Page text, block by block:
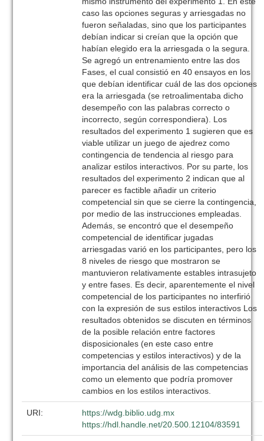
caso las opciones seguras y arriesgadas no
fueron señaladas, sino que los participantes
debían indicar si creían que la opción que
habían elegido era la arriesgada o la segura.
Se agregó un entrenamiento entre las dos
Fases, el cual consistió en 40 ensayos en los
que debían identificar cuál de las dos opciones
era la arriesgada (se retroalimentaba dicho
desempeño con las palabras correcto o
incorrecto, según correspondiera). Los
resultados del experimento 1 sugieren que es
viable utilizar un juego de ajedrez como
contingencia de tendencia al riesgo para
analizar estilos interactivos. Por su parte, los
resultados del experimento 2 indican que al
parecer es factible añadir un criterio
competencial sin que se cierre la contingencia,
por medio de las instrucciones empleadas.
Además, se encontró que el desempeño
competencial de identificar jugadas
arriesgadas varió en los participantes, pero los
8 niveles de riesgo que mostraron se
mantuvieron relativamente estables intrasujeto
y entre fases. Es decir, aparentemente el nivel
competencial de los participantes no interfirió
con la expresión de sus estilos interactivos Los
resultados obtenidos se discuten en términos
de la posible relación entre factores
disposicionales (en este caso entre
competencias y estilos interactivos) y de la
importancia del análisis de las competencias
como un elemento que podría promover
cambios en los estilos interactivos.
URI:
https://wdg.biblio.udg.mx
https://hdl.handle.net/20.500.12104/83591